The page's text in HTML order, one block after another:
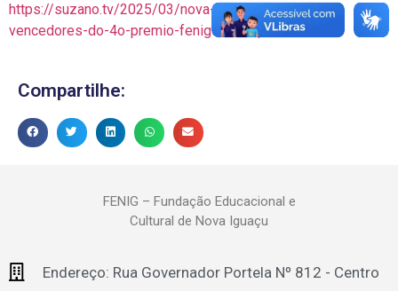
https://suzano.tv/2025/03/nova-iguacu-divulga-os-
vencedores-do-4o-premio-fenig-destaque/
Compartilhe:
FENIG – Fundação Educacional e
Cultural de Nova Iguaçu
Endereço: Rua Governador Portela Nº 812 - Centro